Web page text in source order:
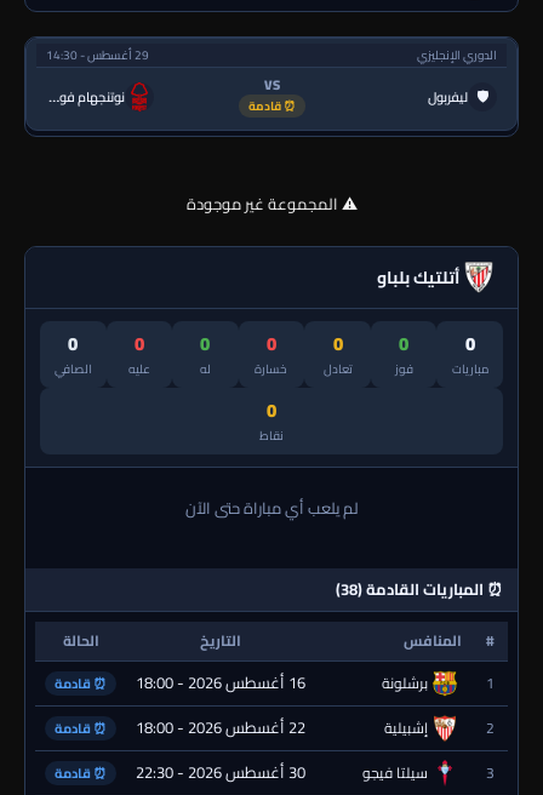
الدوري الإنجليزي 29 أغسطس - 14:30
🛡 ليفربول VS
⏰ قادمة نوتنجهام فورست
⚠️ المجموعة غير موجودة
أتلتيك بلباو
0
مباريات
0
فوز
0
تعادل
0
خسارة
0
له
0
عليه
0
الصافي
0
نقاط
لم يلعب أي مباراة حتى الآن
⏰ المباريات القادمة (38)
# المنافس التاريخ
الحالة
1
برشلونة 16 أغسطس 2026 - 18:00 ⏰ قادمة
2 إشبيلية 22 أغسطس 2026 - 18:00 ⏰ قادمة
3 سيلتا فيجو 30 أغسطس 2026 - 22:30 ⏰ قادمة